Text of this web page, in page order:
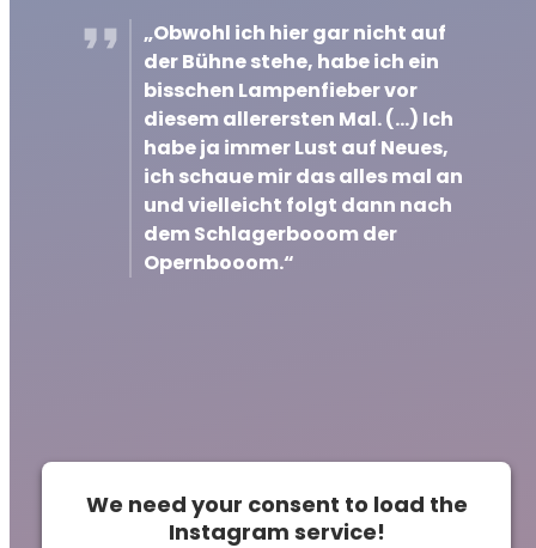
„Obwohl ich hier gar nicht auf
der Bühne stehe, habe ich ein
bisschen Lampenfieber vor
diesem allerersten Mal. (...) Ich
habe ja immer Lust auf Neues,
ich schaue mir das alles mal an
und vielleicht folgt dann nach
dem Schlagerbooom der
Opernbooom.“
We need your consent to load the
Instagram service!